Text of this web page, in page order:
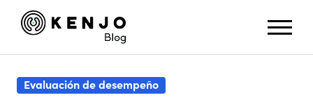
Evaluación de desempeño